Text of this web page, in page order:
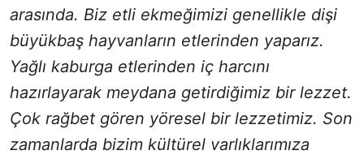
arasında. Biz etli ekmeğimizi genellikle dişi
büyükbaş hayvanların etlerinden yaparız.
Yağlı kaburga etlerinden iç harcını
hazırlayarak meydana getirdiğimiz bir lezzet.
Çok rağbet gören yöresel bir lezzetimiz. Son
zamanlarda bizim kültürel varlıklarımıza